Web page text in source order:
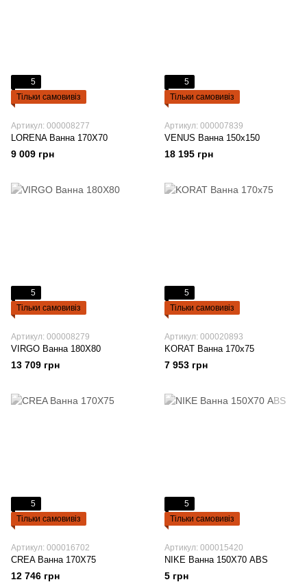
5
Тільки самовивіз
Артикул: 000008277
LORENA Ванна 170Х70
9 009 грн
5
Тільки самовивіз
Артикул: 000007839
VENUS Ванна 150х150
18 195 грн
5
Тільки самовивіз
Артикул: 000008279
VIRGO Ванна 180Х80
13 709 грн
5
Тільки самовивіз
Артикул: 000020893
KОRAT Ванна 170х75
7 953 грн
5
Тільки самовивіз
Артикул: 000016702
CREA Ванна 170Х75
12 746 грн
5
Тільки самовивіз
Артикул: 000015420
NIKE Ванна 150Х70 ABS
5 грн